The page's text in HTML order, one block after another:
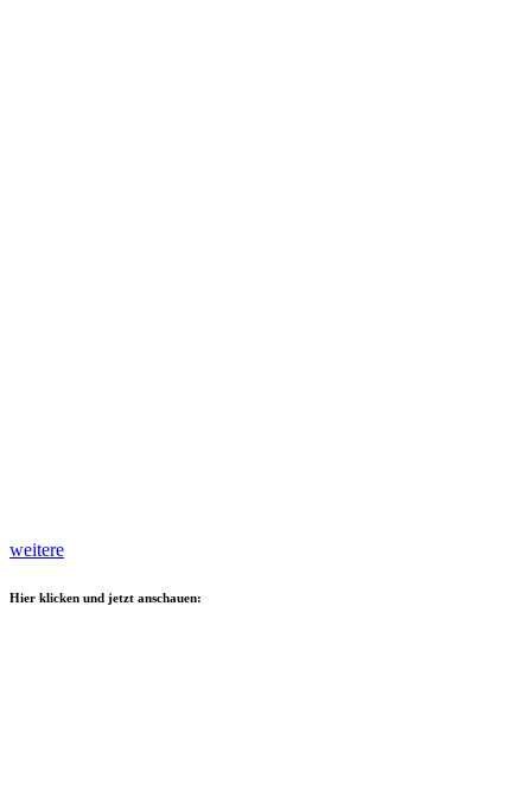
weitere
Hier klicken und jetzt anschauen: